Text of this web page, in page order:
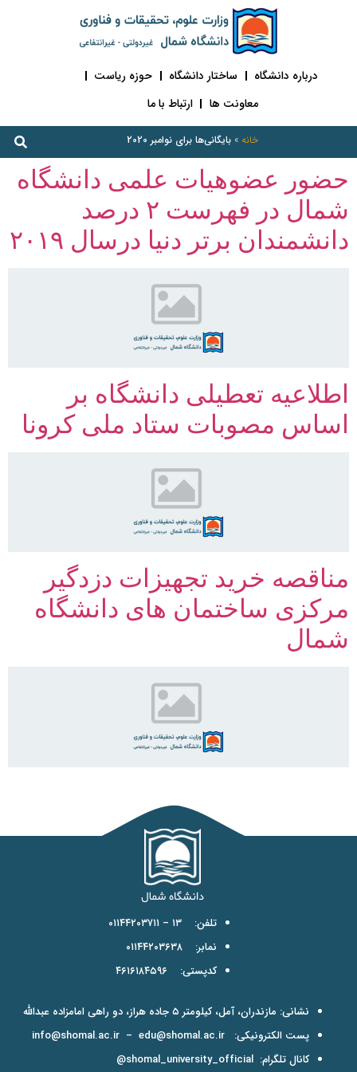
درباره دانشگاه ساختار دانشگاه
حوزه ریاست
معاونت ها
ارتباط با ما
خانه » بایگانی‌ها برای نوامبر 2020
حضور عضوهیات علمی دانشگاه
شمال در فهرست ۲ درصد
دانشمندان برتر دنیا درسال ۲۰۱۹
اطلاعیه تعطیلی دانشگاه بر
اساس مصوبات ستاد ملی کرونا
مناقصه خرید تجهیزات دزدگیر
مرکزی ساختمان های دانشگاه
شمال
تلفن: ۱۳ – ۰۱۱۴۴۲۰۳۷۱۱
نمابر: ۰۱۱۴۴۲۰۳۶۳۸
کدپستی: ۴۶۱۶۱۸۴۵۹۶
نشانی: مازندران، آمل، کیلومتر ۵ جاده هراز، دو راهی امامزاده عبدالله
پست الکترونیکی:
info@shomal.ac.ir – edu@shomal.ac.ir
کانال تلگرام: shomal_university_official@